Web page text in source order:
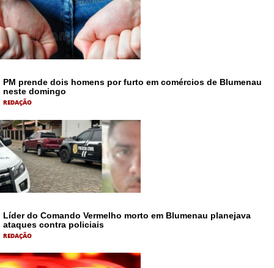
PM prende dois homens por furto em comércios de Blumenau
neste domingo
REDAÇÃO
Líder do Comando Vermelho morto em Blumenau planejava
ataques contra policiais
REDAÇÃO